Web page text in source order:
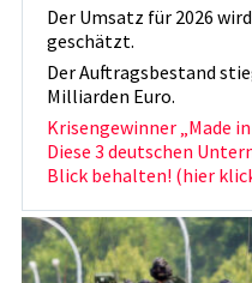
Der Umsatz für 2026
geschätzt.
Der Auftragsbestand
Milliarden Euro.
Krisengewinner „Made
Diese 3 deutschen
Blick behalten! (hier